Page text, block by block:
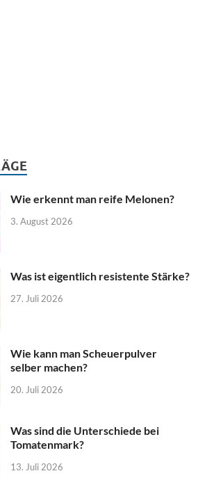
Wie erkennt man reife Melonen?
3. August 2026
Was ist eigentlich resistente Stärke?
27. Juli 2026
Wie kann man Scheuerpulver
selber machen?
20. Juli 2026
Was sind die Unterschiede bei
Tomatenmark?
13. Juli 2026